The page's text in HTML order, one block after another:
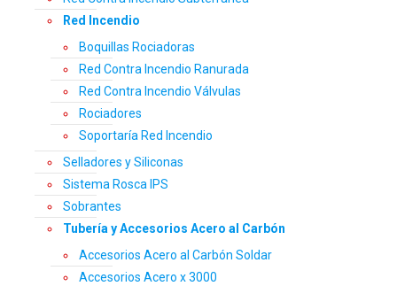
Red Incendio
Boquillas Rociadoras
Red Contra Incendio Ranurada
Red Contra Incendio Válvulas
Rociadores
Soportaría Red Incendio
Selladores y Siliconas
Sistema Rosca IPS
Sobrantes
Tubería y Accesorios Acero al Carbón
Accesorios Acero al Carbón Soldar
Accesorios Acero x 3000